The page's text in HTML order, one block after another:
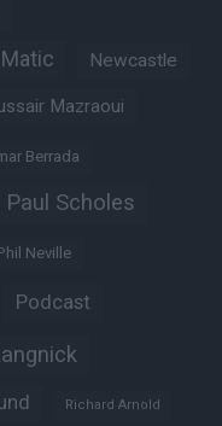
Newcastle
Mazraoui
Berrada
Paul Scholes
Neville
Podcast
Richard Arnold